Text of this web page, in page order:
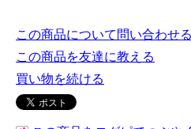
この商品について問い合わせる
この商品を友達に教える
買い物を続ける